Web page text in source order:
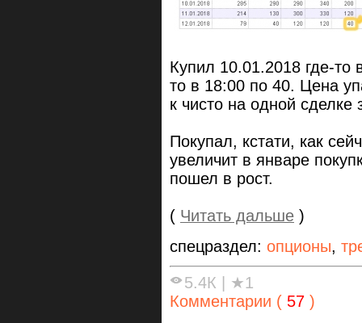
Купил 10.01.2018 где-то
то в 18:00 по 40. Цена
к чисто на одной
Покупал, кстати, как
увеличит в январе
пошел в рост.
( Читать дальше )
спецраздел: опционы,
5.4К
★1
Комментарии ( 57 )